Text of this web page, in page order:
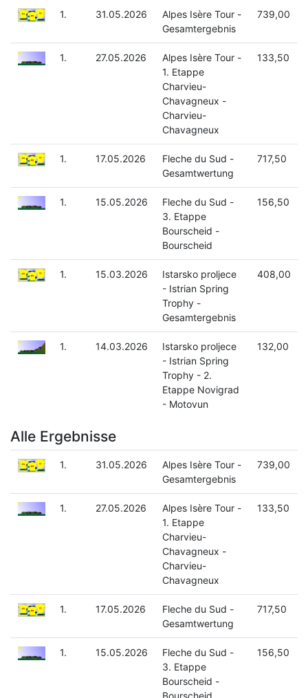
1. 31.05.2026
Alpes Isère Tour -
Gesamtergebnis
739,00
1. 27.05.2026
Alpes Isère Tour -
1. Etappe
Charvieu-
Chavagneux -
Charvieu-
Chavagneux
133,50
1. 17.05.2026
Fleche du Sud -
Gesamtwertung
717,50
1. 15.05.2026
Fleche du Sud -
3. Etappe
Bourscheid -
Bourscheid
156,50
1. 15.03.2026
Istarsko proljece
- Istrian Spring
Trophy -
Gesamtergebnis
408,00
1. 14.03.2026
Istarsko proljece
- Istrian Spring
Trophy - 2.
Etappe Novigrad
- Motovun
132,00
Alle Ergebnisse
1. 31.05.2026
Alpes Isère Tour -
Gesamtergebnis
739,00
1. 27.05.2026
Alpes Isère Tour -
1. Etappe
Charvieu-
Chavagneux -
Charvieu-
Chavagneux
133,50
1. 17.05.2026
Fleche du Sud -
Gesamtwertung
717,50
1. 15.05.2026
Fleche du Sud -
3. Etappe
Bourscheid -
156,50